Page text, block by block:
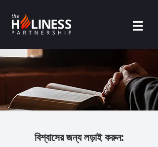
বিশ্বাসের জন্য লড়াই করুন: